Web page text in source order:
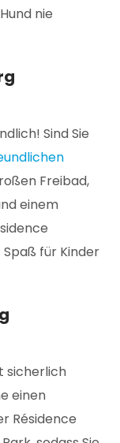
nie
Sind Sie
Freibad,
einem
für Kinder
sicherlich
einen
Résidence